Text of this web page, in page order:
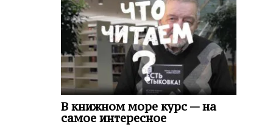
В книжном море курс — на
самое интересное